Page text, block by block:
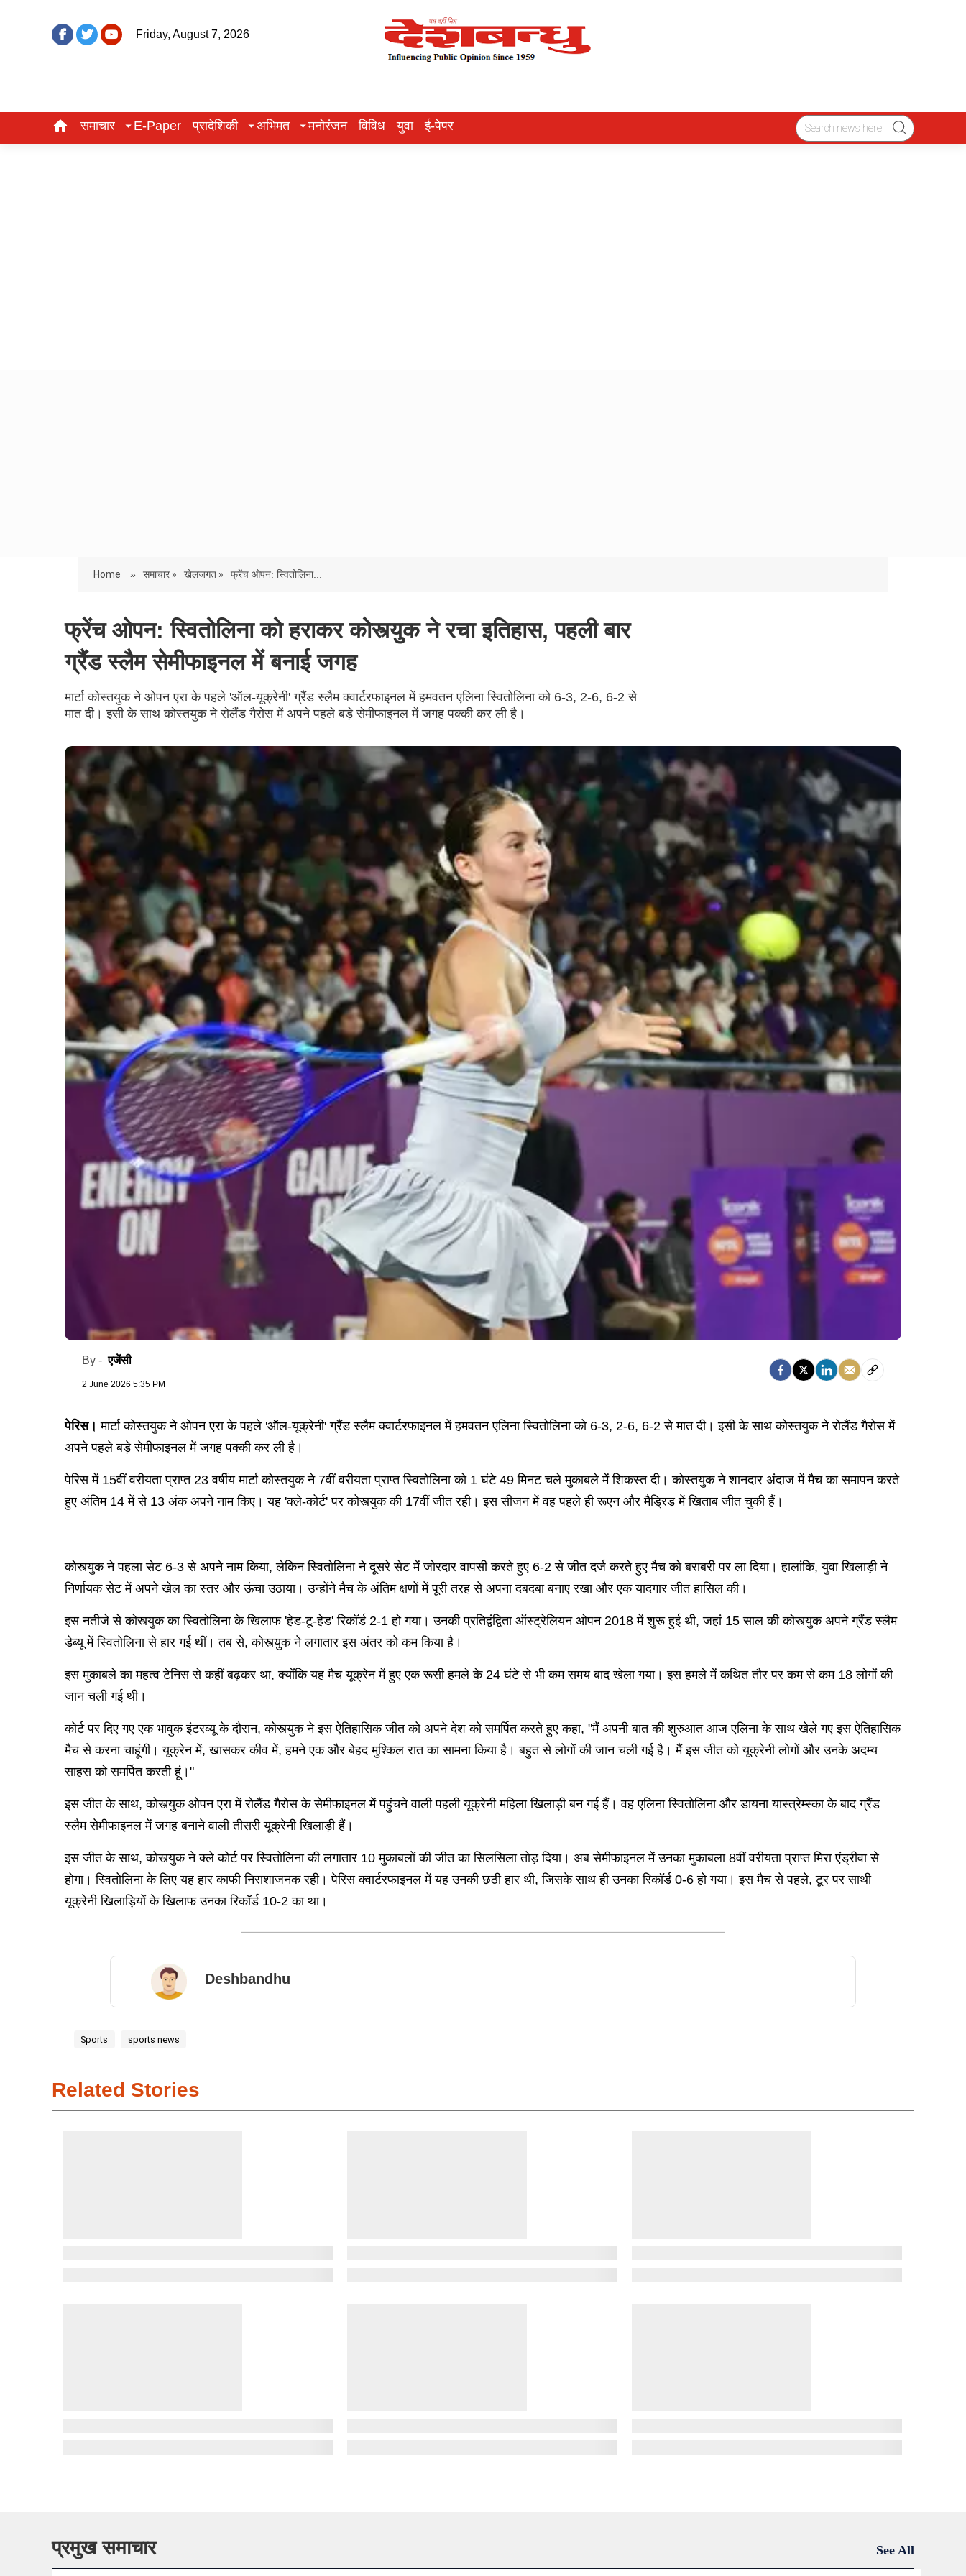
Friday, August 7, 2026
समाचार E-Paper प्रादेशिकी अभिमत मनोरंजन विविध युवा ई-पेपर
Home » समाचार » खेलजगत » फ्रेंच ओपन: स्वितोलिना...
फ्रेंच ओपन: स्वितोलिना को हराकर कोस्त्युक ने रचा इतिहास, पहली बार
ग्रैंड स्लैम सेमीफाइनल में बनाई जगह
मार्टा कोस्तयुक ने ओपन एरा के पहले 'ऑल-यूक्रेनी' ग्रैंड स्लैम क्वार्टरफाइनल में हमवतन एलिना स्वितोलिना को 6-3, 2-6, 6-2 से
मात दी। इसी के साथ कोस्तयुक ने रोलैंड गैरोस में अपने पहले बड़े सेमीफाइनल में जगह पक्की कर ली है।
By -एजेंसी
2 June 2026 5:35 PM
पेरिस।मार्टा कोस्तयुक ने ओपन एरा के पहले 'ऑल-यूक्रेनी' ग्रैंड स्लैम क्वार्टरफाइनल में हमवतन एलिना स्वितोलिना को 6-3, 2-6, 6-2 से मात दी। इसी के साथ कोस्तयुक ने रोलैंड गैरोस में
अपने पहले बड़े सेमीफाइनल में जगह पक्की कर ली है।
पेरिस में 15वीं वरीयता प्राप्त 23 वर्षीय मार्टा कोस्तयुक ने 7वीं वरीयता प्राप्त स्वितोलिना को 1 घंटे 49 मिनट चले मुकाबले में शिकस्त दी। कोस्तयुक ने शानदार अंदाज में मैच का समापन करते
हुए अंतिम 14 में से 13 अंक अपने नाम किए। यह 'क्ले-कोर्ट' पर कोस्त्युक की 17वीं जीत रही। इस सीजन में वह पहले ही रूएन और मैड्रिड में खिताब जीत चुकी हैं।
कोस्त्युक ने पहला सेट 6-3 से अपने नाम किया, लेकिन स्वितोलिना ने दूसरे सेट में जोरदार वापसी करते हुए 6-2 से जीत दर्ज करते हुए मैच को बराबरी पर ला दिया। हालांकि, युवा खिलाड़ी ने
निर्णायक सेट में अपने खेल का स्तर और ऊंचा उठाया। उन्होंने मैच के अंतिम क्षणों में पूरी तरह से अपना दबदबा बनाए रखा और एक यादगार जीत हासिल की।
इस नतीजे से कोस्त्युक का स्वितोलिना के खिलाफ 'हेड-टू-हेड' रिकॉर्ड 2-1 हो गया। उनकी प्रतिद्वंद्विता ऑस्ट्रेलियन ओपन 2018 में शुरू हुई थी, जहां 15 साल की कोस्त्युक अपने ग्रैंड स्लैम
डेब्यू में स्वितोलिना से हार गई थीं। तब से, कोस्त्युक ने लगातार इस अंतर को कम किया है।
इस मुकाबले का महत्व टेनिस से कहीं बढ़कर था, क्योंकि यह मैच यूक्रेन में हुए एक रूसी हमले के 24 घंटे से भी कम समय बाद खेला गया। इस हमले में कथित तौर पर कम से कम 18 लोगों की
जान चली गई थी।
कोर्ट पर दिए गए एक भावुक इंटरव्यू के दौरान, कोस्त्युक ने इस ऐतिहासिक जीत को अपने देश को समर्पित करते हुए कहा, "मैं अपनी बात की शुरुआत आज एलिना के साथ खेले गए इस ऐतिहासिक
मैच से करना चाहूंगी। यूक्रेन में, खासकर कीव में, हमने एक और बेहद मुश्किल रात का सामना किया है। बहुत से लोगों की जान चली गई है। मैं इस जीत को यूक्रेनी लोगों और उनके अदम्य
साहस को समर्पित करती हूं।"
इस जीत के साथ, कोस्त्युक ओपन एरा में रोलैंड गैरोस के सेमीफाइनल में पहुंचने वाली पहली यूक्रेनी महिला खिलाड़ी बन गई हैं। वह एलिना स्वितोलिना और डायना यास्त्रेम्स्का के बाद ग्रैंड
स्लैम सेमीफाइनल में जगह बनाने वाली तीसरी यूक्रेनी खिलाड़ी हैं।
इस जीत के साथ, कोस्त्युक ने क्ले कोर्ट पर स्वितोलिना की लगातार 10 मुकाबलों की जीत का सिलसिला तोड़ दिया। अब सेमीफाइनल में उनका मुकाबला 8वीं वरीयता प्राप्त मिरा एंड्रीवा से
होगा। स्वितोलिना के लिए यह हार काफी निराशाजनक रही। पेरिस क्वार्टरफाइनल में यह उनकी छठी हार थी, जिसके साथ ही उनका रिकॉर्ड 0-6 हो गया। इस मैच से पहले, टूर पर साथी
यूक्रेनी खिलाड़ियों के खिलाफ उनका रिकॉर्ड 10-2 का था।
Deshbandhu
Sports sports news
Related Stories
प्रमुख समाचार See All